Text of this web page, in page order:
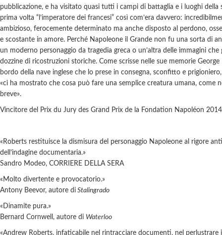
pubblicazione, e ha visitato quasi tutti i campi di battaglia e i luoghi della
prima volta “l’imperatore dei francesi” così com’era davvero:
ambizioso, ferocemente determinato ma anche disposto al perdono,
e scostante in amore. Perché Napoleone il Grande non fu una sorta di
un moderno personaggio da tragedia greca o un’altra delle immagini
dozzine di ricostruzioni storiche. Come scrisse nelle sue memorie
bordo della nave inglese che lo prese in consegna, sconfitto e
«ci ha mostrato che cosa può fare una semplice creatura umana, come
breve».
Vincitore del Prix du Jury des Grand Prix de la Fondation Napoléon 2014
«Roberts restituisce la dismisura del personaggio Napoleone al rigore
dell’indagine documentaria.»
Sandro Modeo, CORRIERE DELLA SERA
«Molto divertente e provocatorio.»
Antony Beevοr, autore di Stalingrado
«Dinamite pura.»
Bernard Cornwell, autore di Waterloo
«Andrew Roberts, infaticabile nel rintracciare documenti, nel perlustrare